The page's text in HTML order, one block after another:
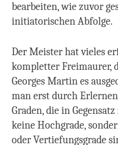
bearbeiten, wie zuvor
initiatorischen Abfolge.
Der Meister hat vieles
kompletter Freimaurer,
Georges Martin es
man erst durch
Graden, die in
keine Hochgrade,
oder Vertiefungsgrade